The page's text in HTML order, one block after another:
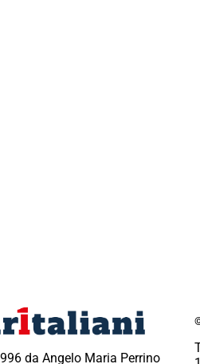
da Angelo Maria Perrino